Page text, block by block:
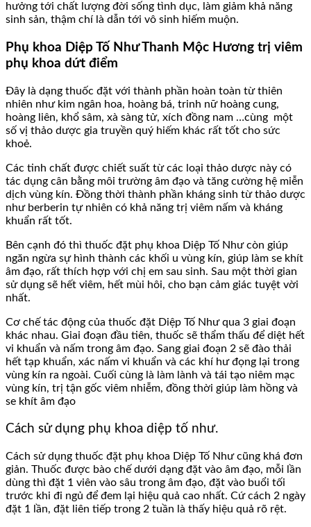
hưởng tới chất lượng đời sống tình dục, làm giảm khả năng
sinh sản, thậm chí là dẫn tới vô sinh hiếm muộn.
Phụ khoa Diệp Tố Như Thanh Mộc Hương trị viêm
phụ khoa dứt điểm
Đây là dạng thuốc đặt với thành phần hoàn toàn từ thiên
nhiên như kim ngân hoa, hoàng bá, trinh nữ hoàng cung,
hoàng liên, khổ sâm, xà sàng tử, xích đồng nam …cùng một
số vị thảo dược gia truyền quý hiếm khác rất tốt cho sức
khoẻ.
Các tinh chất được chiết suất từ các loại thảo dược này có
tác dụng cân bằng môi trường âm đạo và tăng cường hệ miễn
dịch vùng kín. Đồng thời thành phần kháng sinh từ thảo dược
như berberin tự nhiên có khả năng trị viêm nấm và kháng
khuẩn rất tốt.
Bên cạnh đó thì thuốc đặt phụ khoa Diệp Tố Như còn giúp
ngăn ngừa sự hình thành các khối u vùng kín, giúp làm se khít
âm đạo, rất thích hợp với chị em sau sinh. Sau một thời gian
sử dụng sẽ hết viêm, hết mùi hôi, cho bạn cảm giác tuyệt vời
nhất.
Cơ chế tác động của thuốc đặt Diệp Tố Như qua 3 giai đoạn
khác nhau. Giai đoạn đầu tiên, thuốc sẽ thẩm thấu để diệt hết
vi khuẩn và nấm trong âm đạo. Sang giai đoạn 2 sẽ đào thải
hết tạp khuẩn, xác nấm vi khuẩn và các khí hư đọng lại trong
vùng kín ra ngoài. Cuối cùng là làm lành và tái tạo niêm mạc
vùng kín, trị tận gốc viêm nhiễm, đồng thời giúp làm hồng và
se khít âm đạo
Cách sử dụng phụ khoa diệp tố như.
Cách sử dụng thuốc đặt phụ khoa Diệp Tố Như cũng khá đơn
giản. Thuốc được bào chế dưới dạng đặt vào âm đạo, mỗi lần
dùng thì đặt 1 viên vào sâu trong âm đạo, đặt vào buổi tối
trước khi đi ngủ để đem lại hiệu quả cao nhất. Cứ cách 2 ngày
đặt 1 lần, đặt liên tiếp trong 2 tuần là thấy hiệu quả rõ rệt.